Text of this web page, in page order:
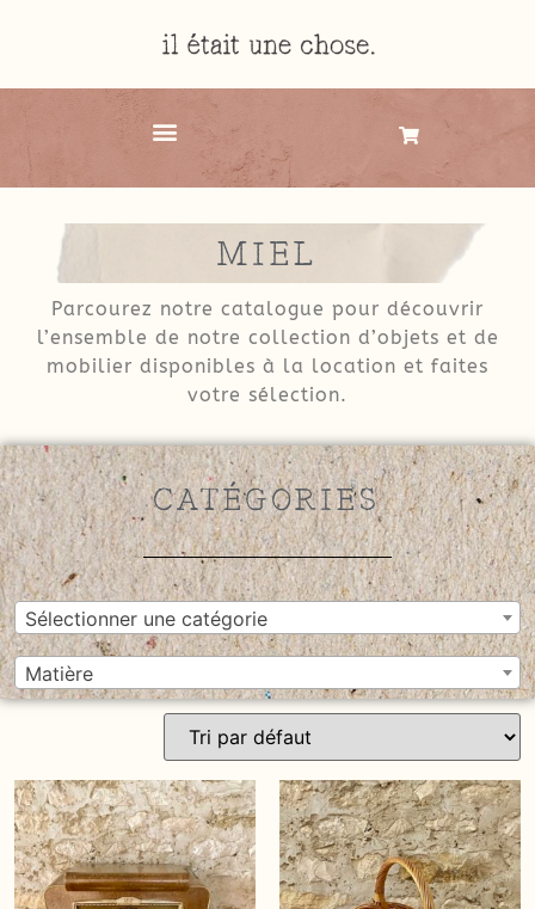
MIEL
Parcourez notre catalogue pour découvrir
l’ensemble de notre collection d’objets et de
mobilier disponibles à la location et faites
votre sélection.
CATÉGORIES
Sélectionner une catégorie
Matière